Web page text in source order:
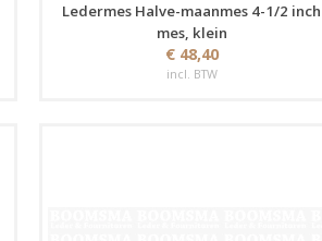
Ledermes Halve-maanmes 4-1/2 inch
mes, klein
€ 48,40
incl. BTW